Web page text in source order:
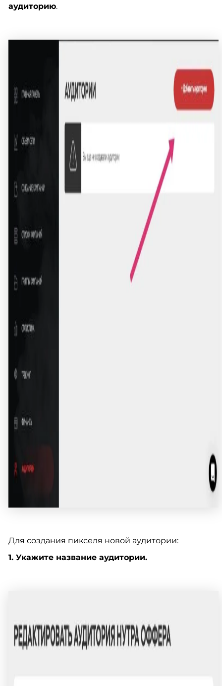
аудиторию.
Для создания пикселя новой аудитории:
1. Укажите название аудитории.